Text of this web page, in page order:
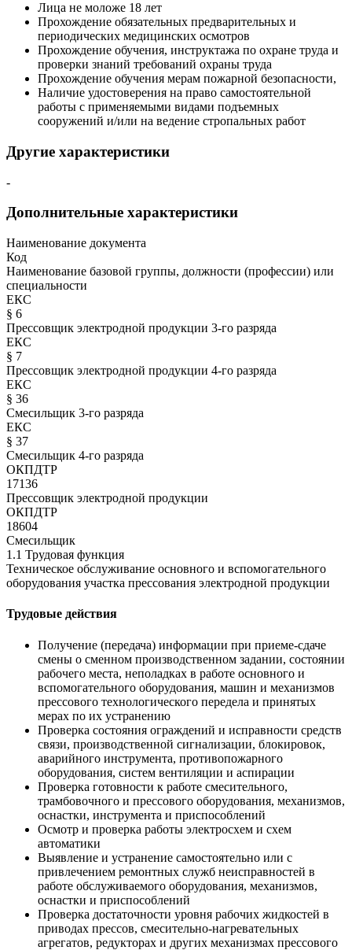
Лица не моложе 18 лет
Прохождение обязательных предварительных и
периодических медицинских осмотров
Прохождение обучения, инструктажа по охране труда и
проверки знаний требований охраны труда
Прохождение обучения мерам пожарной безопасности,
Наличие удостоверения на право самостоятельной
работы с применяемыми видами подъемных
сооружений и/или на ведение стропальных работ
Другие характеристики
-
Дополнительные характеристики
Наименование документа
Код
Наименование базовой группы, должности (профессии) или
специальности
ЕКС
§ 6
Прессовщик электродной продукции 3-го разряда
ЕКС
§ 7
Прессовщик электродной продукции 4-го разряда
ЕКС
§ 36
Смесильщик 3-го разряда
ЕКС
§ 37
Смесильщик 4-го разряда
ОКПДТР
17136
Прессовщик электродной продукции
ОКПДТР
18604
Смесильщик
1.1 Трудовая функция
Техническое обслуживание основного и вспомогательного
оборудования участка прессования электродной продукции
Трудовые действия
Получение (передача) информации при приеме-сдаче
смены о сменном производственном задании, состоянии
рабочего места, неполадках в работе основного и
вспомогательного оборудования, машин и механизмов
прессового технологического передела и принятых
мерах по их устранению
Проверка состояния ограждений и исправности средств
связи, производственной сигнализации, блокировок,
аварийного инструмента, противопожарного
оборудования, систем вентиляции и аспирации
Проверка готовности к работе смесительного,
трамбовочного и прессового оборудования, механизмов,
оснастки, инструмента и приспособлений
Осмотр и проверка работы электросхем и схем
автоматики
Выявление и устранение самостоятельно или с
привлечением ремонтных служб неисправностей в
работе обслуживаемого оборудования, механизмов,
оснастки и приспособлений
Проверка достаточности уровня рабочих жидкостей в
приводах прессов, смесительно-нагревательных
агрегатов, редукторах и других механизмах прессового